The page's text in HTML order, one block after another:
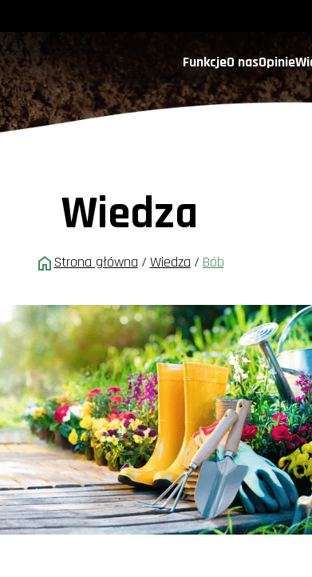
FunkcjeO nasOpinie
Wiedza
Strona główna / Wiedza / Bób